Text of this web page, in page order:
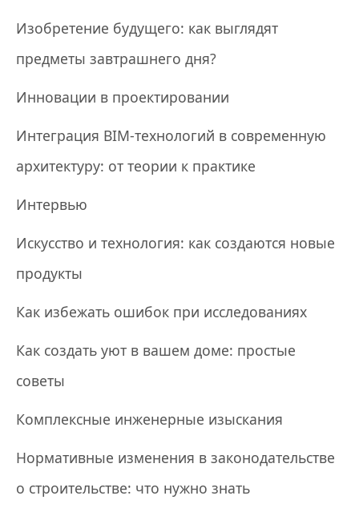
Изобретение будущего: как выглядят
предметы завтрашнего дня?
Инновации в проектировании
Интеграция BIM-технологий в современную
архитектуру: от теории к практике
Интервью
Искусство и технология: как создаются новые
продукты
Как избежать ошибок при исследованиях
Как создать уют в вашем доме: простые
советы
Комплексные инженерные изыскания
Нормативные изменения в законодательстве
о строительстве: что нужно знать